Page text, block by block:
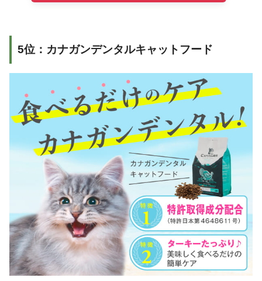
5位：カナガンデンタルキャットフード